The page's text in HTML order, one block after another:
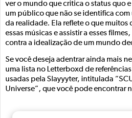
ver o mundo que critica o status quo
um público que não se identifica com
da realidade. Ela reflete o que muitos
essas músicas e assistir a esses
contra a idealização de um mundo
Se você deseja adentrar ainda mais
uma lista no Letterboxd de
usadas pela Slayyyter, intitulada
Universe”, que você pode encontrar